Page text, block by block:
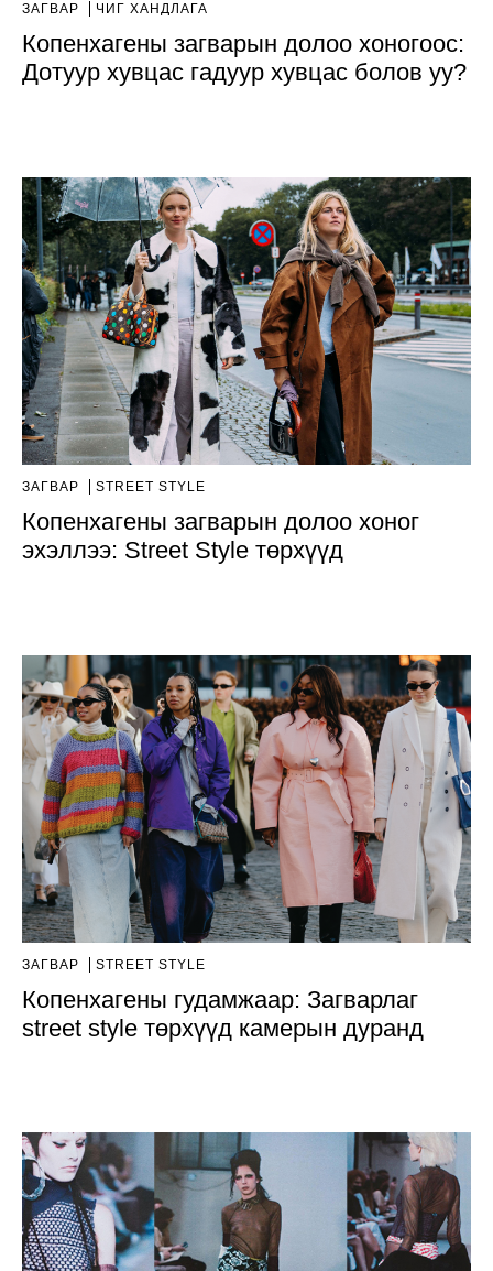
ЗАГВАР ЧИГ ХАНДЛАГА
Копенхагены загварын долоо хоногоос:
Дотуур хувцас гадуур хувцас болов уу?
ЗАГВАР STREET STYLE
Копенхагены загварын долоо хоног
эхэллээ: Street Style төрхүүд
ЗАГВАР STREET STYLE
Копенхагены гудамжаар: Загварлаг
street style төрхүүд камерын дуранд